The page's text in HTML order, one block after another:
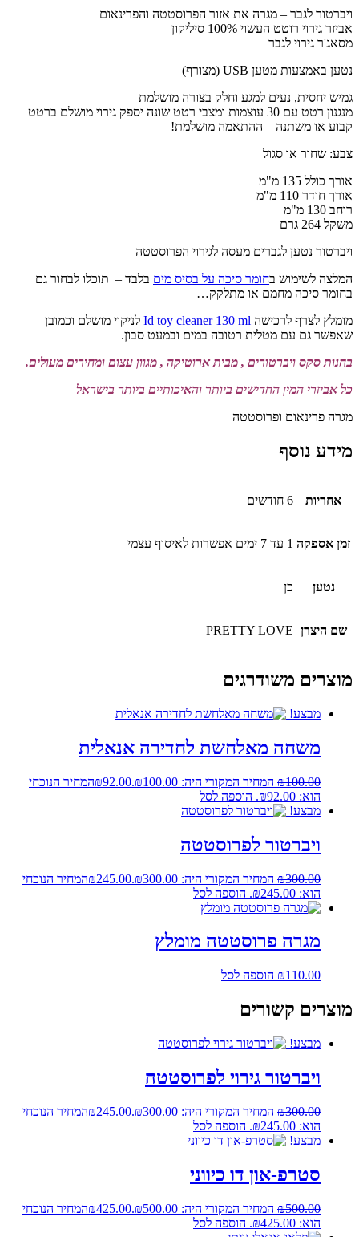
ויברטור לגבר – מגרה את אזור הפרוסטטה והפרינאום
אביזר גירוי רוטט העשוי 100% סיליקון
מסאג'ר גירוי לגבר
נטען באמצעות מטען USB (מצורף)
גמיש יחסית, נעים למגע וחלק בצורה מושלמת
מנגנון רטט עם 30 עוצמות ומצבי רטט שונה יספק גירוי מושלם ברטט
קבוע או משתנה – ההתאמה מושלמת!
צבע: שחור או סגול
אורך כולל 135 מ"מ
אורך חודר 110 מ"מ
רוחב 130 מ"מ
משקל 264 גרם
ויברטור נטען לגברים מעסה לגירוי הפרוסטטה
המלצה לשימוש בחומר סיכה על בסיס מים בלבד – תוכלו לבחור גם
בחומר סיכה מחמם או מתלקק…
מומלץ לצרף לרכישה Id toy cleaner 130 ml לניקוי מושלם וכמובן
שאפשר גם עם מטלית רטובה במים ובמעט סבון.
בחנות סקס ויברטורים , מבית ארוטיקה , מגוון עצום ומחירים מעולים.
כל אביזרי המין החדישים ביותר והאיכותיים ביותר בישראל
מגרה פרינאום ופרוסטטה
מידע נוסף
אחריות 6 חודשים
זמן אספקה 1 עד 7 ימים אפשרות לאיסוף עצמי
נטען כן
שם היצרן PRETTY LOVE
מוצרים משודרגים
מבצע!
משחה מאלחשת לחדירה אנאלית
₪100.00 המחיר המקורי היה: ₪100.00. ₪92.00
המחיר הנוכחי
הוא: ₪92.00.
הוספה לסל
מבצע!
ויברטור לפרוסטטה
₪300.00 המחיר המקורי היה: ₪300.00. ₪245.00
המחיר הנוכחי
הוא: ₪245.00.
הוספה לסל
מגרה פרוסטטה מומלץ
₪110.00 הוספה לסל
מוצרים קשורים
מבצע!
ויברטור גירוי לפרוסטטה
₪300.00 המחיר המקורי היה: ₪300.00. ₪245.00
המחיר הנוכחי
הוא: ₪245.00.
הוספה לסל
מבצע!
סטרפ-און דו כיווני
₪500.00 המחיר המקורי היה: ₪500.00. ₪425.00
המחיר הנוכחי
הוא: ₪425.00.
הוספה לסל